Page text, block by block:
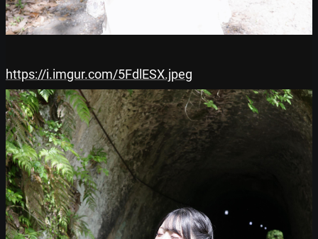
https://i.imgur.com/5FdlESX.jpeg